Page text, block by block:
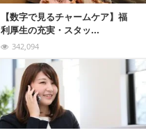
【数字で見るチャームケア】福
利厚生の充実・スタッ...
342,094